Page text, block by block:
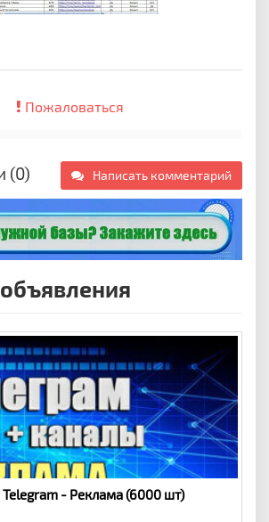
Пожаловаться
(0) Написать комментарий
- Реклама (6000 шт)